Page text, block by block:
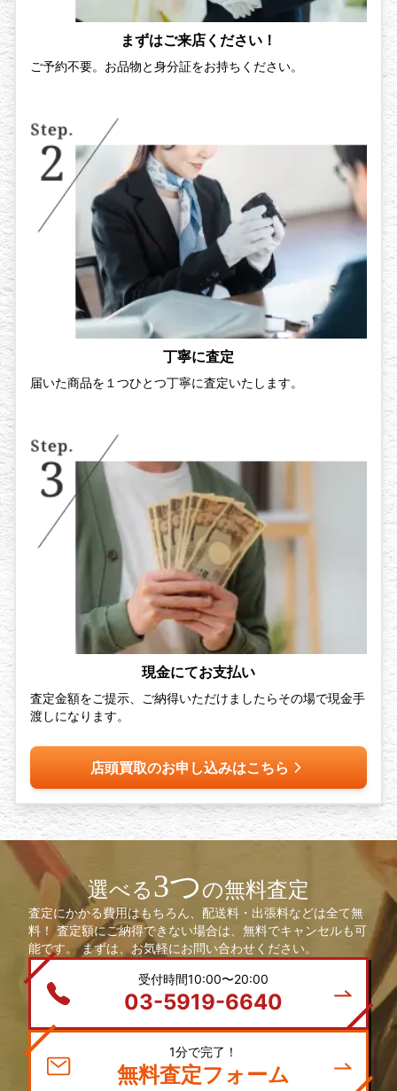
まずはご来店ください！
ご予約不要。お品物と身分証をお持ちください。
丁寧に査定
届いた商品を１つひとつ丁寧に査定いたします。
現金にてお支払い
査定金額をご提示、ご納得いただけましたらその場で現金手
渡しになります。
店頭買取のお申し込みはこちら
選べる3つの無料査定
査定にかかる費用はもちろん、配送料・出張料などは全て無
料！ 査定額にご納得できない場合は、無料でキャンセルも可
能です。 まずは、お気軽にお問い合わせください。
受付時間10:00〜20:00
03-5919-6640
1分で完了！
無料査定フォーム